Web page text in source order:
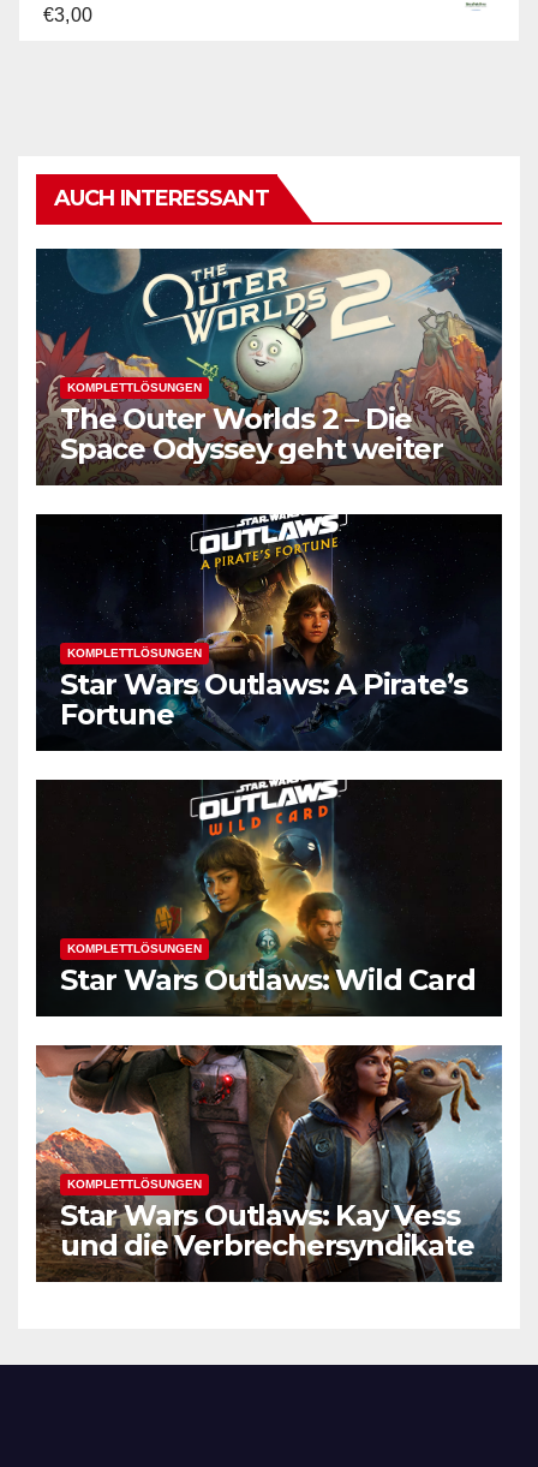
€3,00
AUCH INTERESSANT
KOMPLETTLÖSUNGEN
The Outer Worlds 2 – Die
Space Odyssey geht weiter
KOMPLETTLÖSUNGEN
Star Wars Outlaws: A Pirate’s
Fortune
KOMPLETTLÖSUNGEN
Star Wars Outlaws: Wild Card
KOMPLETTLÖSUNGEN
Star Wars Outlaws: Kay Vess
und die Verbrechersyndikate